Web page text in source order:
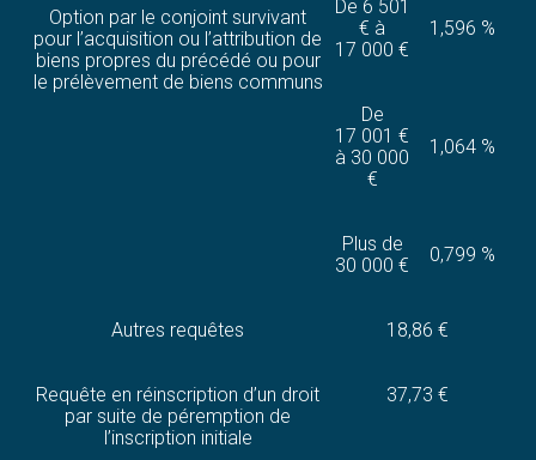
Option par le conjoint survivant
pour l’acquisition ou l’attribution de
biens propres du précédé ou pour
le prélèvement de biens communs
De 6 501
€ à
17 000 €
1,596 %
De
17 001 €
à 30 000
€
1,064 %
Plus de
30 000 €
0,799 %
Autres requêtes 18,86 €
Requête en réinscription d’un droit
par suite de péremption de
l’inscription initiale
37,73 €